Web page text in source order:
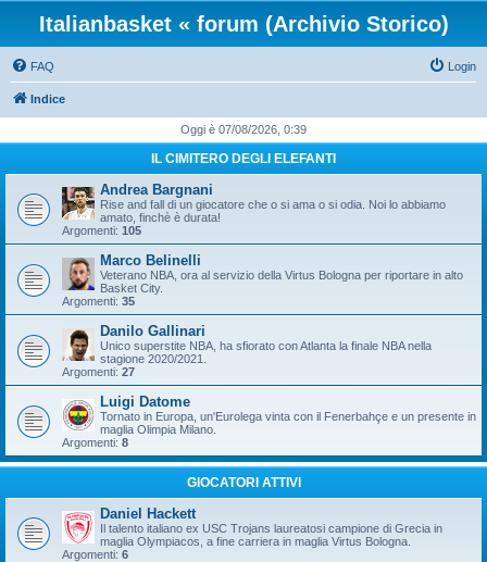
Italianbasket « forum (Archivio Storico)
FAQ Login
Indice
Oggi è 07/08/2026, 0:39
IL CIMITERO DEGLI ELEFANTI
Andrea Bargnani
Rise and fall di un giocatore che o si ama o si odia. Noi lo abbiamo
amato, finchè è durata!
Argomenti: 105
Marco Belinelli
Veterano NBA, ora al servizio della Virtus Bologna per riportare in alto
Basket City.
Argomenti: 35
Danilo Gallinari
Unico superstite NBA, ha sfiorato con Atlanta la finale NBA nella
stagione 2020/2021.
Argomenti: 27
Luigi Datome
Tornato in Europa, un'Eurolega vinta con il Fenerbahçe e un presente in
maglia Olimpia Milano.
Argomenti: 8
GIOCATORI ATTIVI
Daniel Hackett
Il talento italiano ex USC Trojans laureatosi campione di Grecia in
maglia Olympiacos, a fine carriera in maglia Virtus Bologna.
Argomenti: 6